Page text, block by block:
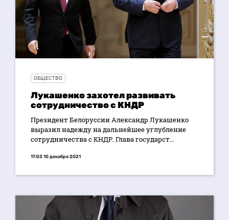
ОБЩЕСТВО
Лукашенко захотел развивать
сотрудничество с КНДР
Президент Белоруссии Александр Лукашенко
выразил надежду на дальнейшее углубление
сотрудничества с КНДР. Глава государст...
17:03 10 декабря 2021